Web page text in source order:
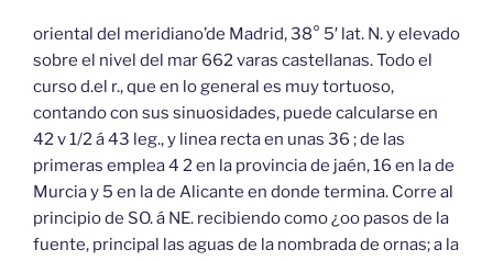
oriental del meridiano’de Madrid, 38° 5′ lat. N. y elevado
sobre el nivel del mar 662 varas castellanas. Todo el
curso d.el r., que en lo general es muy tortuoso,
contando con sus sinuosidades, puede calcularse en
42 v 1/2 á 43 leg., y linea recta en unas 36 ; de las
primeras emplea 4 2 en la provincia de jaén, 16 en la de
Murcia y 5 en la de Alicante en donde termina. Corre al
principio de SO. á NE. recibiendo como ¿oo pasos de la
fuente, principal las aguas de la nombrada de ornas; a la